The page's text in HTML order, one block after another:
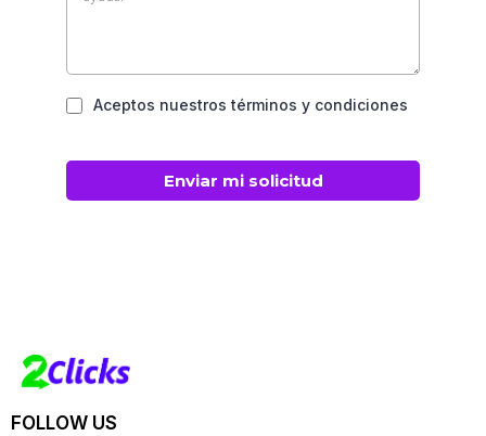
Aceptos nuestros términos y condiciones
Enviar mi solicitud
FOLLOW US